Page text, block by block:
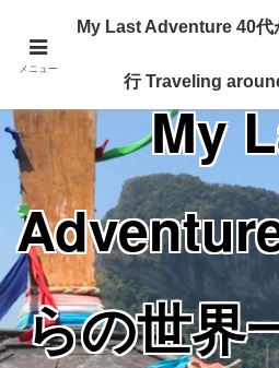
Traveling around the
My
らの世界
メニュー
My Last Adventure 40代
行 Traveling